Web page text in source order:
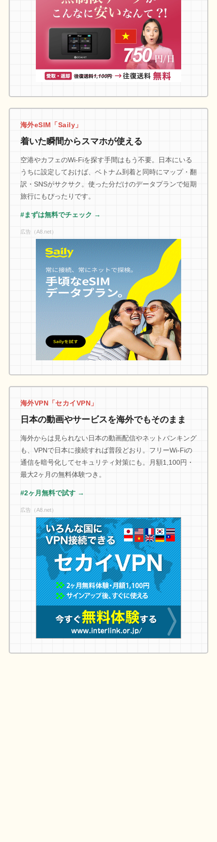
海外eSIM「Saily」
着いた瞬間からスマホが使える
空港やカフェのWi-Fiを探す手間はもう不要。日本にいる
うちに設定しておけば、ベトナム到着と同時にマップ・翻
訳・SNSがサクサク。使った分だけのデータプランで短期
旅行にもぴったりです。
#まずは無料でチェック →
広告（A8.net）
海外VPN「セカイVPN」
日本の動画やサービスを海外でもそのまま
海外からは見られない日本の動画配信やネットバンキング
も、VPNで日本に接続すれば普段どおり。フリーWi-Fiの
通信を暗号化してセキュリティ対策にも。月額1,100円・
最大2ヶ月の無料体験つき。
#2ヶ月無料で試す →
広告（A8.net）